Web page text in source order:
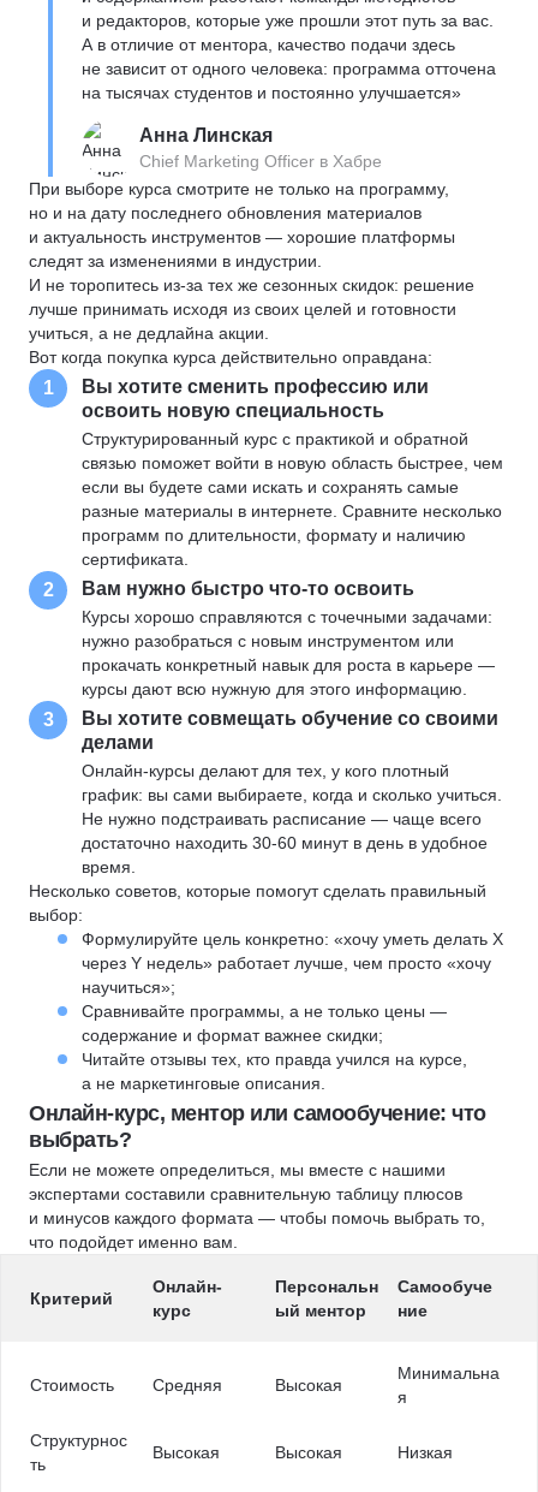
и редакторов, которые уже прошли этот путь за вас.
А в отличие от ментора, качество подачи здесь
не зависит от одного человека: программа отточена
на тысячах студентов и постоянно улучшается»
Анна Линская
Chief Marketing Officer в Хабре
При выборе курса смотрите не только на программу,
но и на дату последнего обновления материалов
и актуальность инструментов — хорошие платформы
следят за изменениями в индустрии.
И не торопитесь из-за тех же сезонных скидок: решение
лучше принимать исходя из своих целей и готовности
учиться, а не дедлайна акции.
Вот когда покупка курса действительно оправдана:
1
Вы хотите сменить профессию или
освоить новую специальность
Структурированный курс с практикой и обратной
связью поможет войти в новую область быстрее, чем
если вы будете сами искать и сохранять самые
разные материалы в интернете. Сравните несколько
программ по длительности, формату и наличию
сертификата.
2 Вам нужно быстро что-то освоить
Курсы хорошо справляются с точечными задачами:
нужно разобраться с новым инструментом или
прокачать конкретный навык для роста в карьере —
курсы дают всю нужную для этого информацию.
3
Вы хотите совмещать обучение со своими
делами
Онлайн-курсы делают для тех, у кого плотный
график: вы сами выбираете, когда и сколько учиться.
Не нужно подстраивать расписание — чаще всего
достаточно находить 30-60 минут в день в удобное
время.
Несколько советов, которые помогут сделать правильный
выбор:
Формулируйте цель конкретно: «хочу уметь делать X
через Y недель» работает лучше, чем просто «хочу
научиться»;
Сравнивайте программы, а не только цены —
содержание и формат важнее скидки;
Читайте отзывы тех, кто правда учился на курсе,
а не маркетинговые описания.
Онлайн-курс, ментор или самообучение: что
выбрать?
Если не можете определиться, мы вместе с нашими
экспертами составили сравнительную таблицу плюсов
и минусов каждого формата — чтобы помочь выбрать то,
что подойдет именно вам.
Критерий
Онлайн-
курс
Персональн
ый ментор
Самообуче
ние
Стоимость Средняя Высокая
Минимальна
я
Структурнос
ть
Высокая Высокая Низкая